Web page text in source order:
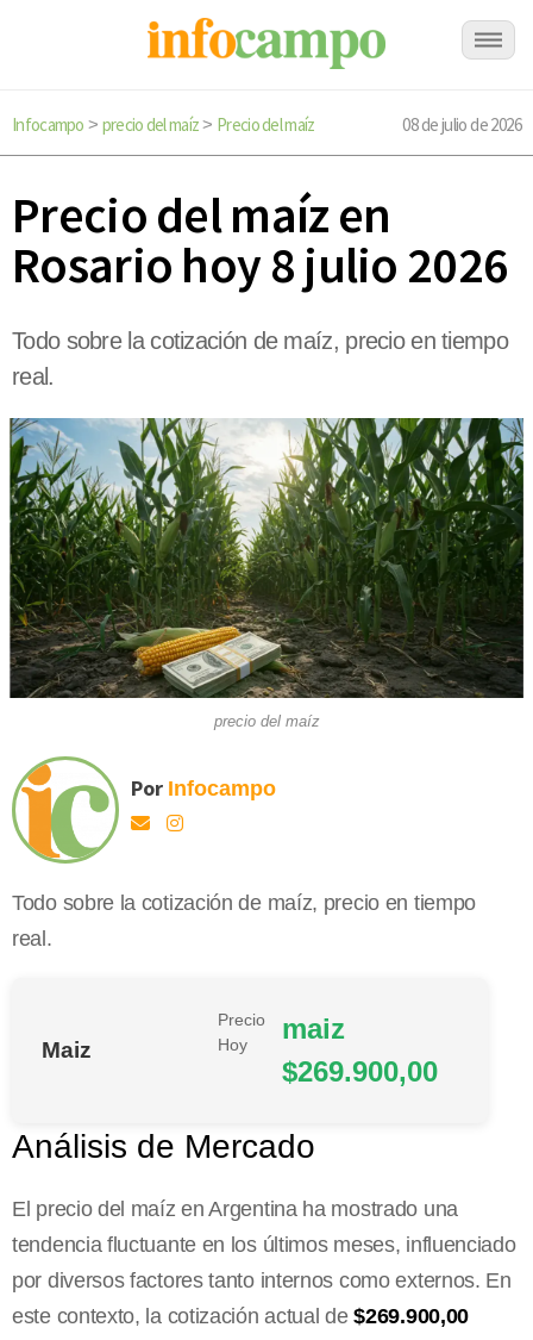
Infocampo > precio del maíz> Precio del maíz 08 de julio de 2026
Precio del maíz en
Rosario hoy 8 julio 2026
Todo sobre la cotización de maíz, precio en tiempo
real.
precio del maíz
Por Infocampo
Todo sobre la cotización de maíz, precio en tiempo
real.
Maiz
Precio
Hoy
maiz
$269.900,00
Análisis de Mercado
El precio del maíz en Argentina ha mostrado una
tendencia fluctuante en los últimos meses, influenciado
por diversos factores tanto internos como externos. En
este contexto, la cotización actual de$269.900,00